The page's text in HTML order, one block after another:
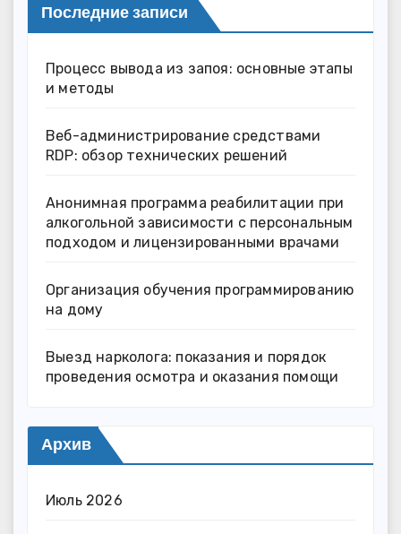
Последние записи
Процесс вывода из запоя: основные этапы
и методы
Веб-администрирование средствами
RDP: обзор технических решений
Анонимная программа реабилитации при
алкогольной зависимости с персональным
подходом и лицензированными врачами
Организация обучения программированию
на дому
Выезд нарколога: показания и порядок
проведения осмотра и оказания помощи
Архив
Июль 2026